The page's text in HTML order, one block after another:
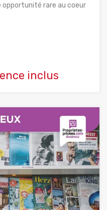
opportunité rare au coeur
inclus